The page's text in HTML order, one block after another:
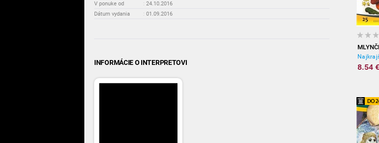
V ponuke od
: 24.10.2016
Dátum vydania
: 01.09.2016
INFORMÁCIE O INTERPRETOVI 8.54 €